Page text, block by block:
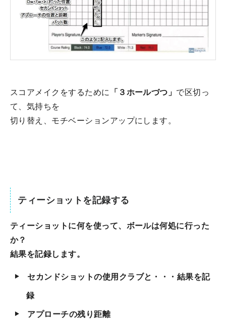
スコアメイクをするために 「３ホールづつ」 で区切っ
て、気持ちを
切り替え、モチベーションアップにします。
ティーショットを記録する
ティーショットに何を使って、ボールは何処に行った
か？
結果を記録します。
セカンドショットの使用クラブと・・・結果を記
録
アプローチの残り距離